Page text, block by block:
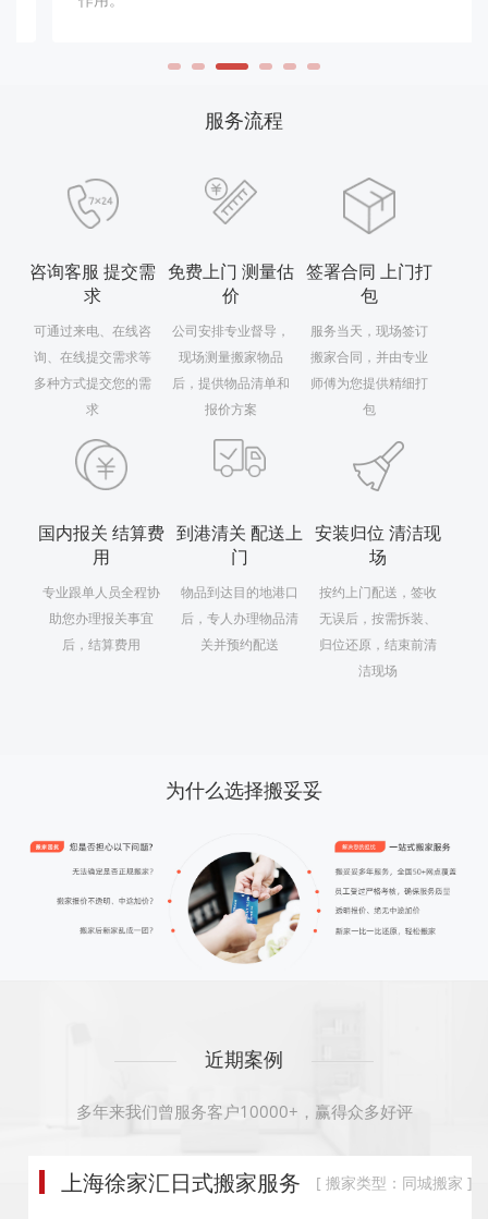
服务流程
咨询客服 提交需
求
可通过来电、在线咨
询、在线提交需求等
多种方式提交您的需
求
免费上门 测量估
价
公司安排专业督导，
现场测量搬家物品
后，提供物品清单和
报价方案
签署合同 上门打
包
服务当天，现场签订
搬家合同，并由专业
师傅为您提供精细打
包
国内报关 结算费
用
专业跟单人员全程协
助您办理报关事宜
后，结算费用
到港清关 配送上
门
物品到达目的地港口
后，专人办理物品清
关并预约配送
安装归位 清洁现
场
按约上门配送，签收
无误后，按需拆装、
归位还原，结束前清
洁现场
为什么选择搬妥妥
近期案例
多年来我们曾服务客户10000+，赢得众多好评
上海徐家汇日式搬家服务 [ 搬家类型：同城搬家 ]